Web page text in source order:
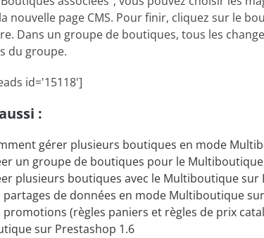
nouvelle page CMS. Pour finir, cliquez sur le
Dans un groupe de boutiques, tous les
du groupe.
id='15118']
:
gérer plusieurs boutiques en mode
un groupe de boutiques pour le
plusieurs boutiques avec le Multiboutique sur
partages de données en mode Multiboutique
promotions (règles paniers et règles de prix
sur Prestashop 1.6